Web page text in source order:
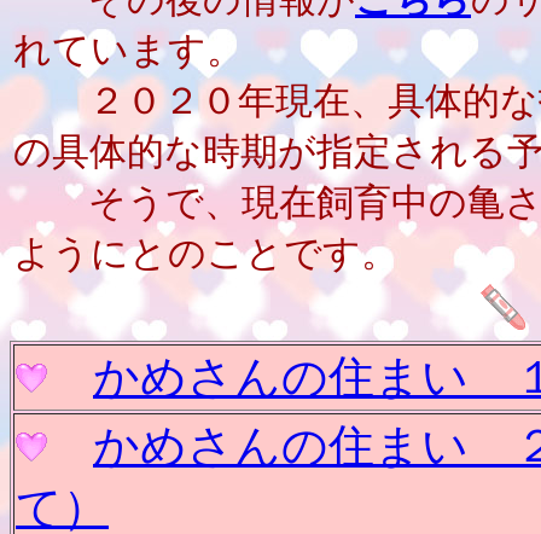
れています。
２０２０年現在、具体的な
の具体的な時期が指定される
そうで、現在飼育中の亀さ
ようにとのことです。
かめさんの住ま
かめさんの住ま
て）